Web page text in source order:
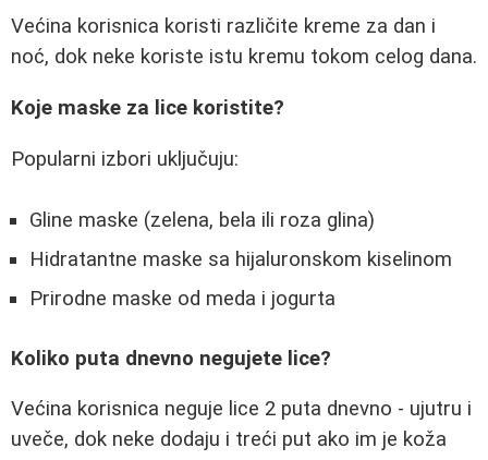
Većina korisnica koristi različite kreme za dan i
noć, dok neke koriste istu kremu tokom celog dana.
Koje maske za lice koristite?
Popularni izbori uključuju:
Gline maske (zelena, bela ili roza glina)
Hidratantne maske sa hijaluronskom kiselinom
Prirodne maske od meda i jogurta
Koliko puta dnevno negujete lice?
Većina korisnica neguje lice 2 puta dnevno - ujutru i
uveče, dok neke dodaju i treći put ako im je koža